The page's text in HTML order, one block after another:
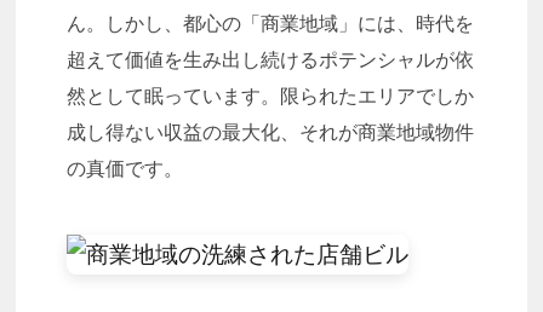
ん。しかし、都心の「商業地域」には、時代を
超えて価値を生み出し続けるポテンシャルが依
然として眠っています。限られたエリアでしか
成し得ない収益の最大化、それが商業地域物件
の真価です。